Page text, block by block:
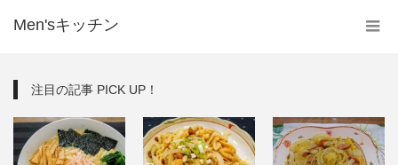
Men'sキッチン
注目の記事 PICK UP！